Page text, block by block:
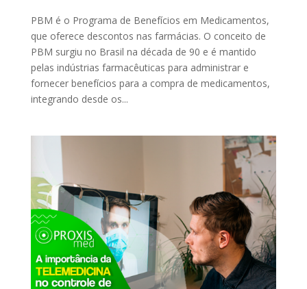
PBM é o Programa de Benefícios em Medicamentos,
que oferece descontos nas farmácias. O conceito de
PBM surgiu no Brasil na década de 90 e é mantido
pelas indústrias farmacêuticas para administrar e
fornecer benefícios para a compra de medicamentos,
integrando desde os...